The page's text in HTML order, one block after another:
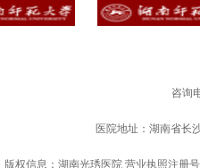
咨询
医院地址：湖南省长
版权信息：湖南光琇医院 营业执照注